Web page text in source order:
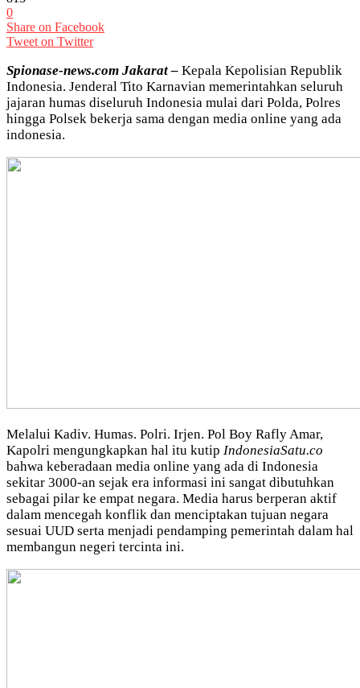
0
Share on Facebook
Tweet on Twitter
Spionase-news.com Jakarat – Kepala Kepolisian Republik
Indonesia. Jenderal Tito Karnavian memerintahkan seluruh
jajaran humas diseluruh Indonesia mulai dari Polda, Polres
hingga Polsek bekerja sama dengan media online yang ada
indonesia.
Melalui Kadiv. Humas. Polri. Irjen. Pol Boy Rafly Amar,
Kapolri mengungkapkan hal itu kutip IndonesiaSatu.co
bahwa keberadaan media online yang ada di Indonesia
sekitar 3000-an sejak era informasi ini sangat dibutuhkan
sebagai pilar ke empat negara. Media harus berperan aktif
dalam mencegah konflik dan menciptakan tujuan negara
sesuai UUD serta menjadi pendamping pemerintah dalam hal
membangun negeri tercinta ini.